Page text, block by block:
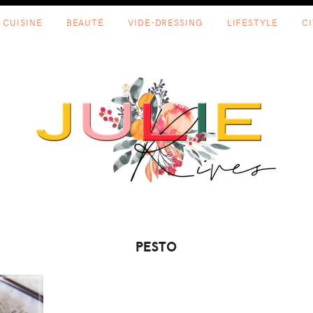
CUISINE BEAUTÉ VIDE-DRESSING LIFESTYLE
PESTO